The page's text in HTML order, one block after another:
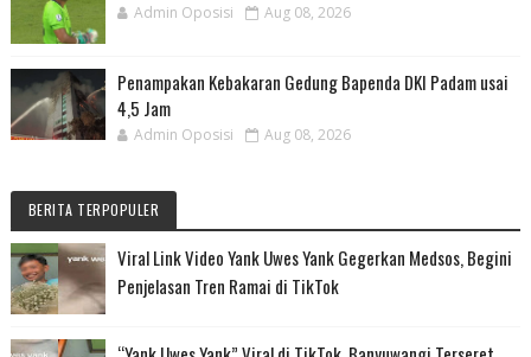
Admin Oposisi Aug 08, 2026
Penampakan Kebakaran Gedung Bapenda DKI Padam usai
4,5 Jam
Admin Oposisi Aug 08, 2026
BERITA TERPOPULER
Viral Link Video Yank Uwes Yank Gegerkan Medsos, Begini
Penjelasan Tren Ramai di TikTok